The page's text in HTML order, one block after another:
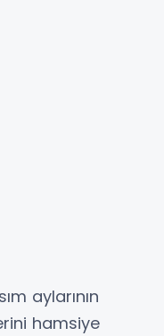
aylarının
hamsiye